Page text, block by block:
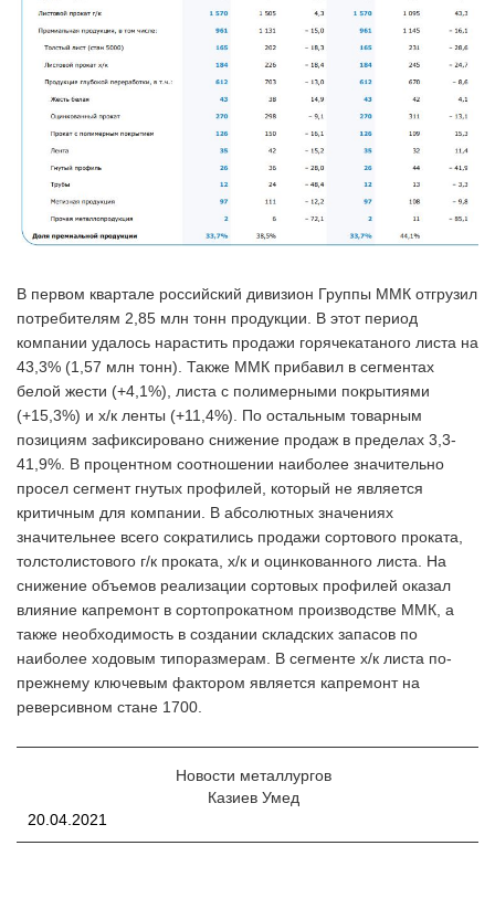
В первом квартале российский дивизион Группы ММК отгрузил
потребителям 2,85 млн тонн продукции. В этот период
компании удалось нарастить продажи горячекатаного листа на
43,3% (1,57 млн тонн). Также ММК прибавил в сегментах
белой жести (+4,1%), листа с полимерными покрытиями
(+15,3%) и х/к ленты (+11,4%). По остальным товарным
позициям зафиксировано снижение продаж в пределах 3,3-
41,9%. В процентном соотношении наиболее значительно
просел сегмент гнутых профилей, который не является
критичным для компании. В абсолютных значениях
значительнее всего сократились продажи сортового проката,
толстолистового г/к проката, х/к и оцинкованного листа. На
снижение объемов реализации сортовых профилей оказал
влияние капремонт в сортопрокатном производстве ММК, а
также необходимость в создании складских запасов по
наиболее ходовым типоразмерам. В сегменте х/к листа по-
прежнему ключевым фактором является капремонт на
реверсивном стане 1700.
Новости металлургов
Казиев Умед
20.04.2021